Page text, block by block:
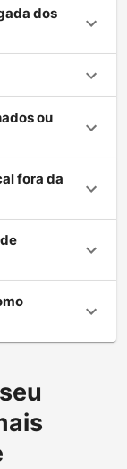
dos
ou
fora da